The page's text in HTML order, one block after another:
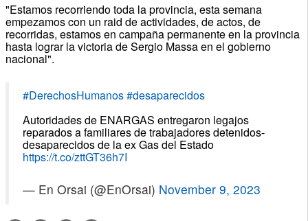
"Estamos recorriendo toda la provincia, esta semana
empezamos con un raid de actividades, de actos, de
recorridas, estamos en campaña permanente en la provincia
hasta lograr la victoria de Sergio Massa en el gobierno
nacional".
#DerechosHumanos#desaparecidos
Autoridades de ENARGAS entregaron legajos
reparados a familiares de trabajadores detenidos-
desaparecidos de la ex Gas del Estado
https://t.co/zttGT36h7I
— En Orsai (@EnOrsai) November 9, 2023